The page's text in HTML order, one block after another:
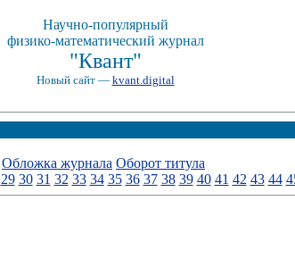
Научно-популярный
физико-математический журнал
"Квант"
Новый сайт — kvant.digital
Обложка журнала Оборот титула
29 30 31 32 33 34 35 36 37 38 39 40 41 42 43 44